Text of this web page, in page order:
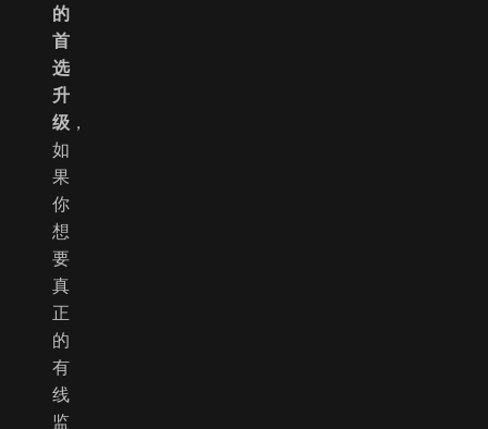
的
首
选
升
级 ，
如
果
你
想
要
真
正
的
有
线
监